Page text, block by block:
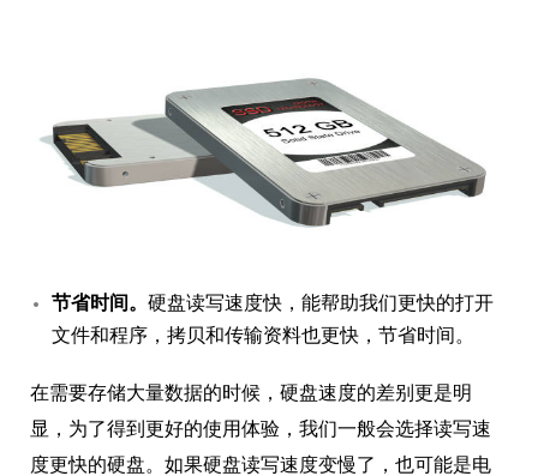
节省时间。 硬盘读写速度快，能帮助我们更快的打开
文件和程序，拷贝和传输资料也更快，节省时间。
在需要存储大量数据的时候，硬盘速度的差别更是明
显，为了得到更好的使用体验，我们一般会选择读写速
度更快的硬盘。如果硬盘读写速度变慢了，也可能是电